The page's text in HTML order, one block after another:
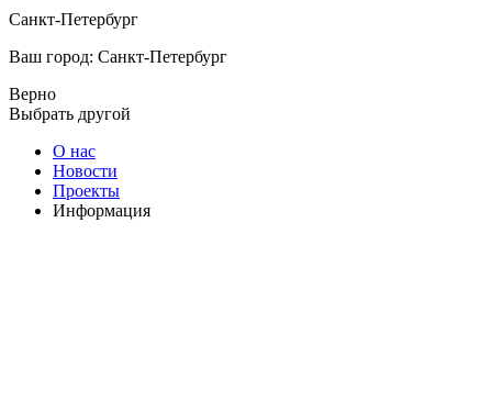
Санкт-Петербург
Ваш город: Санкт-Петербург
Верно
Выбрать другой
О нас
Новости
Проекты
Информация